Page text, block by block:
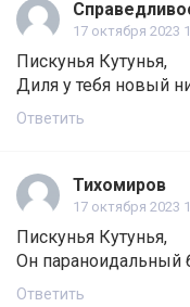
17 октября 2023
Пискунья Кутунья,
Диля у тебя новый
Ответить
Тихомиров
17 октября 2023
Пискунья Кутунья,
Он параноидальный
Ответить